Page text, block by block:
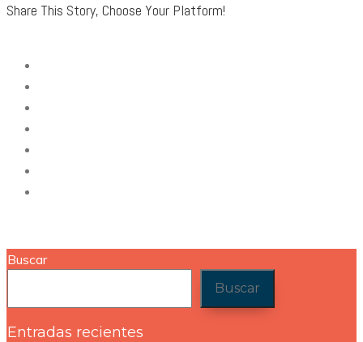
Share This Story, Choose Your Platform!
Buscar
Buscar
Entradas recientes